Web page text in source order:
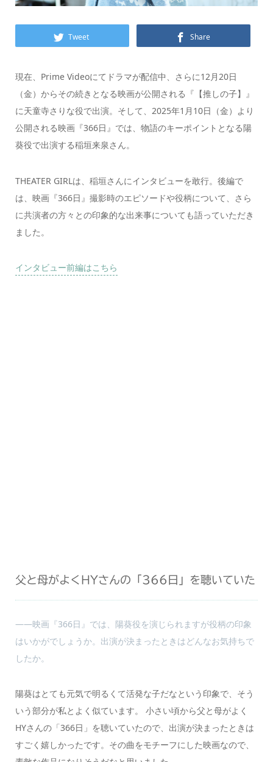
Tweet Share
現在、Prime Videoにてドラマが配信中、さらに12月20日
（金）からその続きとなる映画が公開される『【推しの子】』
に天童寺さりな役で出演。そして、2025年1月10日（金）より
公開される映画『366日』では、物語のキーポイントとなる陽
葵役で出演する稲垣来泉さん。
THEATER GIRLは、稲垣さんにインタビューを敢行。後編で
は、映画『366日』撮影時のエピソードや役柄について、さら
に共演者の方々との印象的な出来事についても語っていただき
ました。
インタビュー前編はこちら
父と母がよくHYさんの「366日」を聴いていた
――映画『366日』では、陽葵役を演じられますが役柄の印象
はいかがでしょうか。出演が決まったときはどんなお気持ちで
したか。
陽葵はとても元気で明るくて活発な子だなという印象で、そう
いう部分が私とよく似ています。 小さい頃から父と母がよく
HYさんの「366日」を聴いていたので、出演が決まったときは
すごく嬉しかったです。その曲をモチーフにした映画なので、